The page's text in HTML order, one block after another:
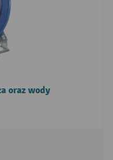
oraz wody